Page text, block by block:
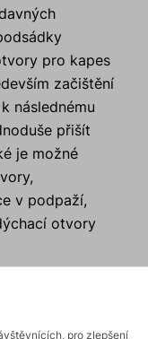
pro kapes
začištění
následnému
přišít
je možné
v podpaží,
otvory
jednotlivých
fólie. Tato
pro zlepšení